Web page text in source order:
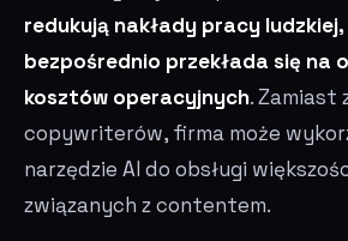
redukują nakłady pracy ludzkiej,
bezpośrednio przekłada się na
kosztów operacyjnych. Zamiast
copywriterów, firma może
narzędzie AI do obsługi
związanych z contentem.